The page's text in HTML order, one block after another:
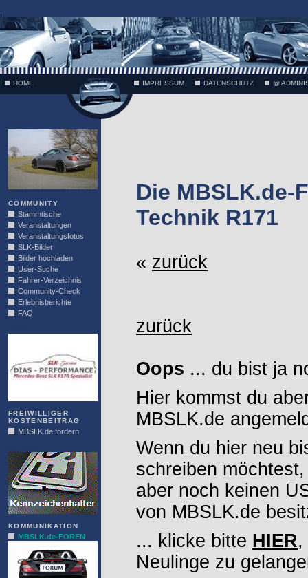
;
HOME IMPRESSUM DATENSCHUTZ @
COMMUNITY
Stammtische
Veranstaltungen
Veranstaltungsfotos
SLK-Bilder
Bilder hochladen
User-Suche
Fahrer-Verzeichnis
Community-Check
Erlebnisberichte
FAQ
FREIWILLIGER
KOSTENBEITRAG
MBSLK.de fördern
KOMMUNIKATION
MBSLK.de-FOREN
Die MBSLK.de-
Technik R171
« zurück
zurück
Oops ... du bist ja
Hier kommst du
MBSLK.de
Wenn du hier neu
schreiben möchtest,
aber noch keinen
von MBSLK.de
... klicke bitte HIER,
Neulinge zu